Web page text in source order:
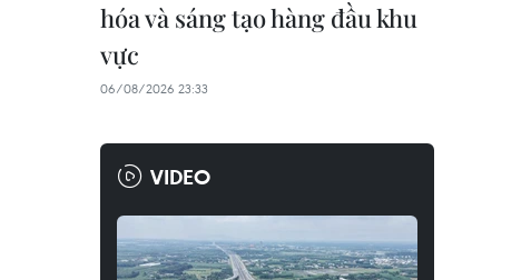
hóa và sáng tạo hàng đầu khu
vực
06/08/2026 23:33
VIDEO